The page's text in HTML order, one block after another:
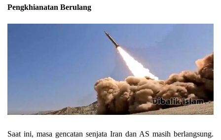
Pengkhianatan Berulang
Saat ini, masa gencatan senjata Iran dan AS masih berlangsung.